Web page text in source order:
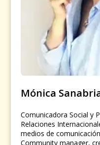
Mónica
Comunicadora Social y
Relaciones
medios de
Community manager,